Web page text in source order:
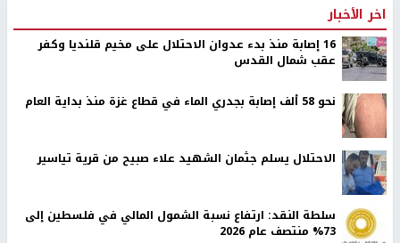
اخر الأخبار
16 إصابة منذ بدء عدوان الاحتلال على مخيم قلنديا وكفر
عقب شمال القدس
نحو 58 ألف إصابة بجدري الماء في قطاع غزة منذ بداية العام
الاحتلال يسلم جثمان الشهيد علاء صبيح من قرية تياسير
سلطة النقد: ارتفاع نسبة الشمول المالي في فلسطين إلى
73% منتصف عام 2026